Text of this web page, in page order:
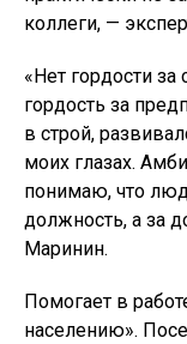
коллеги, —
«Нет гордости за
гордость за
в строй,
моих глазах.
понимаю, что
должность, а за
Маринин.
Помогает в
населению».